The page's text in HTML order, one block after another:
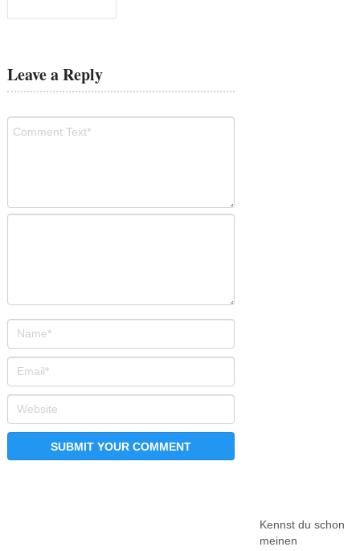
Leave a Reply
Kennst du schon
meinen